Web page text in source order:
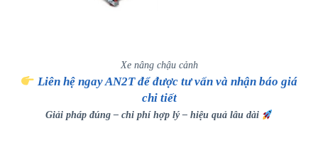
Xe nâng chậu cảnh
Liên hệ ngay AN2T để được tư vấn và nhận báo giá
chi tiết
Giải pháp đúng – chi phí hợp lý – hiệu quả lâu dài